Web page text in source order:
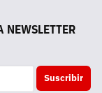
Suscribir